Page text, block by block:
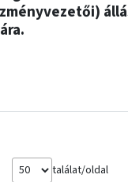
találat/oldal